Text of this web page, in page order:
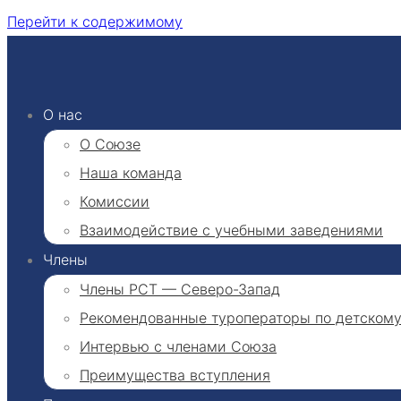
Перейти к содержимому
О нас
О Союзе
Наша команда
Комиссии
Взаимодействие с учебными заведениями
Члены
Члены РСТ — Северо-Запад
Рекомендованные туроператоры по
Интервью с членами Союза
Преимущества вступления